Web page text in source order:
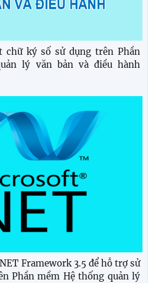
chữ ký số sử dụng trên Phần
lý văn bản và điều hành
Framework 3.5 để hỗ trợ sử
Phần mềm Hệ thống quản lý